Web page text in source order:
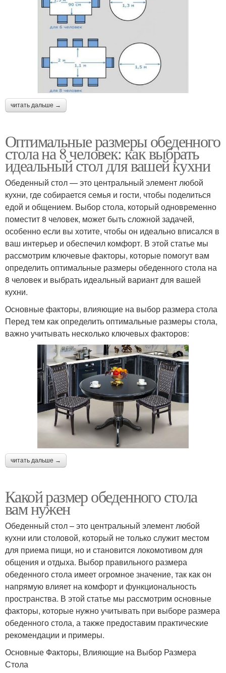
читать дальше →
Оптимальные размеры обеденного
стола на 8 человек: как выбрать
идеальный стол для вашей кухни
Обеденный стол — это центральный элемент любой
кухни, где собирается семья и гости, чтобы поделиться
едой и общением. Выбор стола, который одновременно
поместит 8 человек, может быть сложной задачей,
особенно если вы хотите, чтобы он идеально вписался в
ваш интерьер и обеспечил комфорт. В этой статье мы
рассмотрим ключевые факторы, которые помогут вам
определить оптимальные размеры обеденного стола на
8 человек и выбрать идеальный вариант для вашей
кухни.
Основные факторы, влияющие на выбор размера стола
Перед тем как определить оптимальные размеры стола,
важно учитывать несколько ключевых факторов:
читать дальше →
Какой размер обеденного стола
вам нужен
Обеденный стол – это центральный элемент любой
кухни или столовой, который не только служит местом
для приема пищи, но и становится локомотивом для
общения и отдыха. Выбор правильного размера
обеденного стола имеет огромное значение, так как он
напрямую влияет на комфорт и функциональность
пространства. В этой статье мы рассмотрим основные
факторы, которые нужно учитывать при выборе размера
обеденного стола, а также предоставим практические
рекомендации и примеры.
Основные Факторы, Влияющие на Выбор Размера
Стола